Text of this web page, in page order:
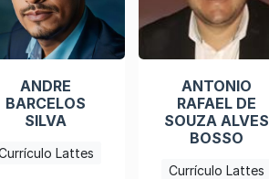
ANDRE
BARCELOS
SILVA
Lattes
ANTONIO
RAFAEL DE
SOUZA ALVES
BOSSO
Currículo Lattes